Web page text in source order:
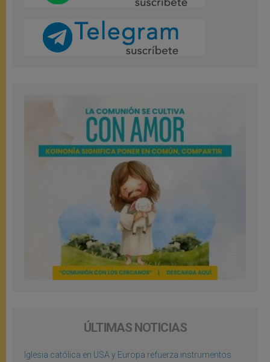
ÚLTIMAS NOTICIAS
Iglesia católica en USA y Europa refuerza instrumentos